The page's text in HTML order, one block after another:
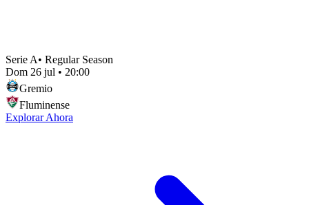
Serie A• Regular Season
Dom 26 jul • 20:00
Gremio
Fluminense
Explorar Ahora